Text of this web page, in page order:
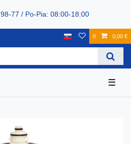
77 / Po-Pia: 08:00-18:00
0 0,00 €
☰